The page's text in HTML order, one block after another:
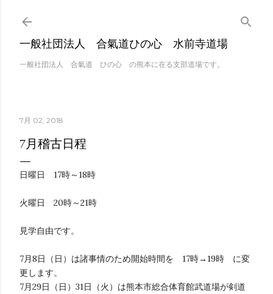
スキップしてメイン
一般社団法人 合氣道ひの心 水前寺道場
一般社団法人 合氣道 ひの心 の熊本に在る支部道場です。
7月 02, 2018
7月稽古日程
日曜日 17時～18時
火曜日 20時～21時
見学自由です。
7月8日（日）は諸事情のため開始時間を 17時→19時 に変
更します。
7月29日（日）31日（火）は熊本市総合体育館武道場が剣道